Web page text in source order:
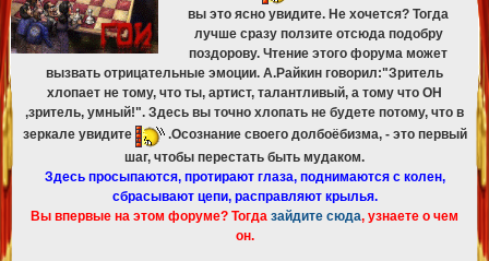
вы это ясно увидите. Не хочется? Тогда
лучше сразу ползите отсюда подобру
поздорову. Чтение этого форума может
вызвать отрицательные эмоции. А.Райкин говорил:"Зритель
хлопает не тому, что ты, артист, талантливый, а тому что ОН
,зритель, умный!". Здесь вы точно хлопать не будете потому, что в
зеркале увидите
.Осознание своего долбоёбизма, - это первый
шаг, чтобы перестать быть мудаком.
Здесь просыпаются, протирают глаза, поднимаются с колен,
сбрасывают цепи, расправляют крылья.
Вы впервые на этом форуме? Тогда зайдите сюда, узнаете о чем
он.